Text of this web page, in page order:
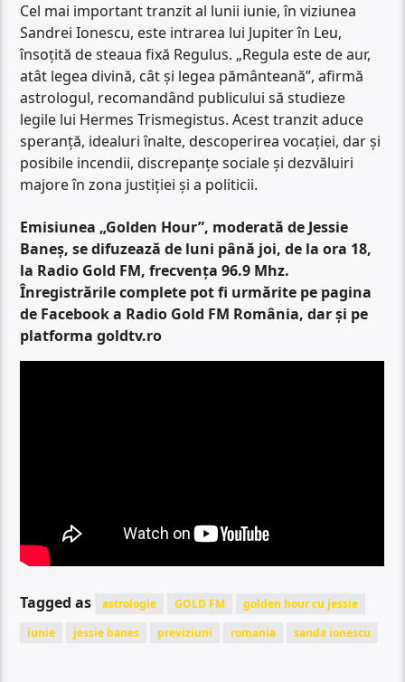
Cel mai important tranzit al lunii iunie, în viziunea
Sandrei Ionescu, este intrarea lui Jupiter în Leu,
însoțită de steaua fixă Regulus. „Regula este de aur,
atât legea divină, cât și legea pământeană”, afirmă
astrologul, recomandând publicului să studieze
legile lui Hermes Trismegistus. Acest tranzit aduce
speranță, idealuri înalte, descoperirea vocației, dar și
posibile incendii, discrepanțe sociale și dezvăluiri
majore în zona justiției și a politicii.
Emisiunea „Golden Hour”, moderată de Jessie
Baneș, se difuzează de luni până joi, de la ora 18,
la Radio Gold FM, frecvența 96.9 Mhz.
Înregistrările complete pot fi urmărite pe pagina
de Facebook a Radio Gold FM România, dar și pe
platforma goldtv.ro
Tagged as astrologie GOLD FM
golden hour cu jessie
iunie
jessie banes previziuni romania sanda ionescu